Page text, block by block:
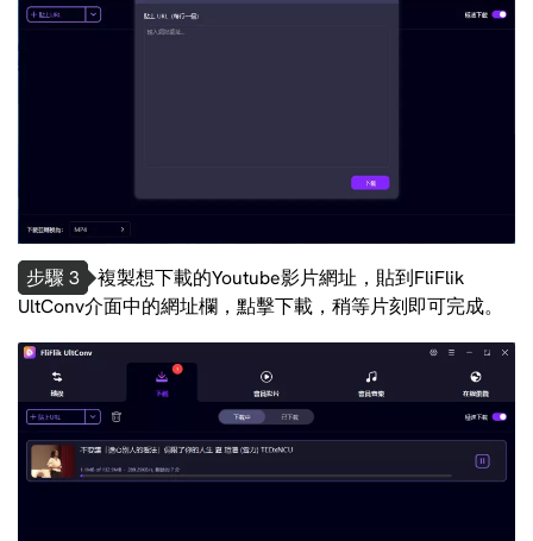
步驟 3 複製想下載的Youtube影片網址，貼到FliFlik
UltConv介面中的網址欄，點擊下載，稍等片刻即可完成。